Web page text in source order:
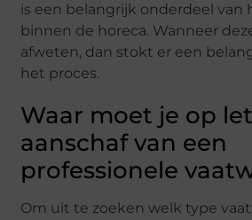
is een belangrijk onderdeel van
binnen de horeca. Wanneer
afweten, dan stokt er een
het proces.
Waar moet je op
aanschaf van een
professionele
Om uit te zoeken welk type